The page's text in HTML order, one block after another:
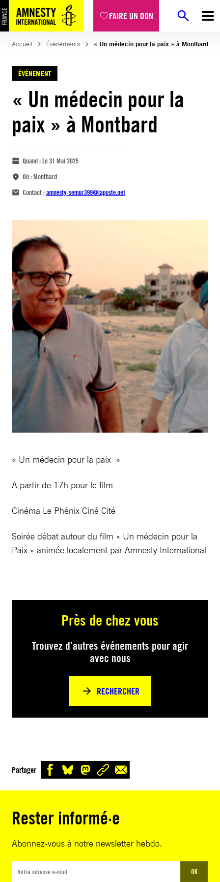
FAIRE UN DON
Accueil Évènements « Un médecin pour la paix » à Montbard
ÉVÈNEMENT
« Un médecin pour la
paix » à Montbard
Quand :Le 31 Mai 2025
Où :Montbard
Contact :amnesty-semur399@laposte.net
« Un médecin pour la paix »
A partir de 17h pour le film
Cinéma Le Phénix Ciné Cité
Soirée débat autour du film « Un médecin pour la
Paix » animée localement par Amnesty International
Près de chez vous
Trouvez d’autres événements pour agir
avec nous
RECHERCHER
Partager
Rester informé·e
Abonnez-vous à notre newsletter hebdo.
OK